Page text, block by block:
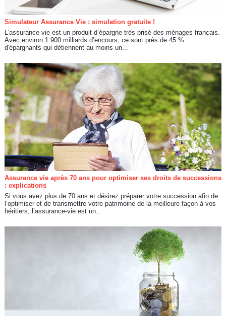
Simulateur Assurance Vie : simulation gratuite !
L’assurance vie est un produit d’épargne très prisé des ménages français.
Avec environ 1 900 milliards d’encours, ce sont près de 45 %
d'épargnants qui détiennent au moins un...
Assurance vie après 70 ans pour optimiser ses droits de successions
: explications
Si vous avez plus de 70 ans et désirez préparer votre succession afin de
l’optimiser et de transmettre votre patrimoine de la meilleure façon à vos
héritiers, l’assurance-vie est un...